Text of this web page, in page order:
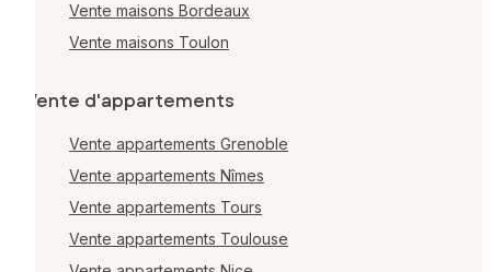
Vente maisons Bordeaux
Vente maisons Toulon
Vente d'appartements
Vente appartements Grenoble
Vente appartements Nîmes
Vente appartements Tours
Vente appartements Toulouse